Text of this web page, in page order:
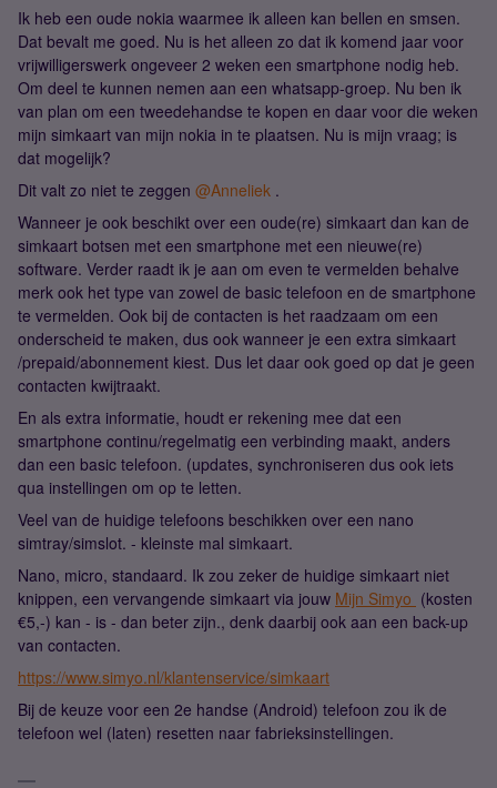
Ik heb een oude nokia waarmee ik alleen kan bellen en smsen.
Dat bevalt me goed. Nu is het alleen zo dat ik komend jaar voor
vrijwilligerswerk ongeveer 2 weken een smartphone nodig heb.
Om deel te kunnen nemen aan een whatsapp-groep. Nu ben ik
van plan om een tweedehandse te kopen en daar voor die weken
mijn simkaart van mijn nokia in te plaatsen. Nu is mijn vraag; is
dat mogelijk?
Dit valt zo niet te zeggen ​ @Anneliek .
Wanneer je ook beschikt over een oude(re) simkaart dan kan de
simkaart botsen met een smartphone met een nieuwe(re)
software. Verder raadt ik je aan om even te vermelden behalve
merk ook het type van zowel de basic telefoon en de smartphone
te vermelden. Ook bij de contacten is het raadzaam om een
onderscheid te maken, dus ook wanneer je een extra simkaart
/prepaid/abonnement kiest. Dus let daar ook goed op dat je geen
contacten kwijtraakt.
En als extra informatie, houdt er rekening mee dat een
smartphone continu/regelmatig een verbinding maakt, anders
dan een basic telefoon. (updates, synchroniseren dus ook iets
qua instellingen om op te letten.
Veel van de huidige telefoons beschikken over een nano
simtray/simslot. - kleinste mal simkaart.
Nano, micro, standaard. Ik zou zeker de huidige simkaart niet
knippen, een vervangende simkaart via jouw Mijn Simyo (kosten
€5,-) kan - is - dan beter zijn., denk daarbij ook aan een back-up
van contacten.
https://www.simyo.nl/klantenservice/simkaart
Bij de keuze voor een 2e handse (Android) telefoon zou ik de
telefoon wel (laten) resetten naar fabrieksinstellingen.